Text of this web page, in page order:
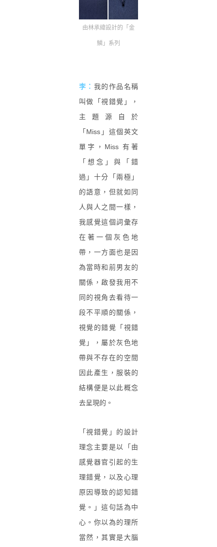
由林承緯設計的「金
鱗」系列
李： 我的作品名稱
叫做「視錯覺」，
主題源自於
「Miss」這個英文
單字，Miss 有著
「想念」與「錯
過」十分「兩極」
的語意，但就如同
人與人之間一樣，
我感覺這個詞彙存
在著一個灰色地
帶，一方面也是因
為當時和前男友的
關係，啟發我用不
同的視角去看待一
段不平順的關係，
視覺的錯覺「視錯
覺」，屬於灰色地
帶與不存在的空間
因此產生，服裝的
結構便是以此概念
去呈現的。
「視錯覺」的設計
理念主要是以「由
感覺器官引起的生
理錯覺，以及心理
原因導致的認知錯
覺。」這句話為中
心。你以為的理所
當然，其實是大腦